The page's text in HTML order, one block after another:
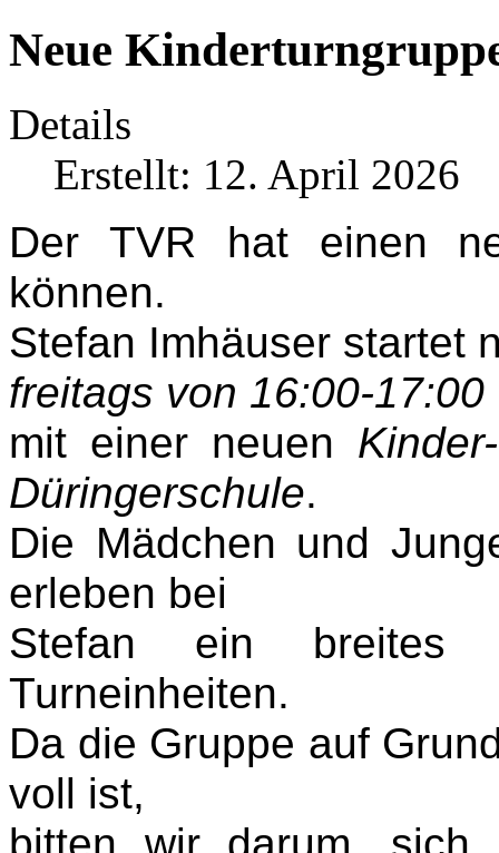
Neue
Details
Erstellt: 12. April 2026
Der TVR hat einen
können.
Stefan Imhäuser startet
freitags von 16:00-17:00
mit einer neuen
Düringerschule.
Die Mädchen und
erleben bei
Stefan ein breites
Turneinheiten.
Da die Gruppe auf
voll ist,
bitten wir darum, sich